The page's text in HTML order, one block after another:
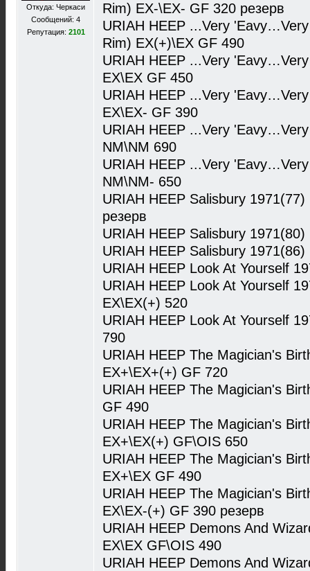
Откуда: Черкаси
Сообщений: 4
Репутация: 2101
Rim) EX-\EX- GF 320 резерв
URIAH HEEP ...Very
Rim) EX(+)\EX GF 490
URIAH HEEP ...Very
EX\EX GF 450
URIAH HEEP ...Very
EX\EX- GF 390
URIAH HEEP ...Very
NM\NM 690
URIAH HEEP ...Very
NM\NM- 650
URIAH HEEP Salisbury
резерв
URIAH HEEP Salisbury
URIAH HEEP Salisbury
URIAH HEEP Look At Yourself
URIAH HEEP Look At Yourself
EX\EX(+) 520
URIAH HEEP Look At Yourself
790
URIAH HEEP The Magician's
EX+\EX+(+) GF 720
URIAH HEEP The Magician's
GF 490
URIAH HEEP The Magician's
EX+\EX(+) GF\OIS 650
URIAH HEEP The Magician's
EX+\EX GF 490
URIAH HEEP The Magician's
EX\EX-(+) GF 390 резерв
URIAH HEEP Demons And
EX\EX GF\OIS 490
URIAH HEEP Demons And